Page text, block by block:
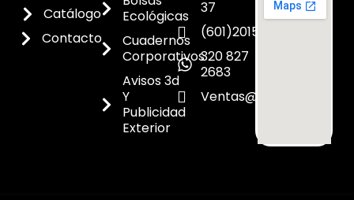
Catálogo
Contacto
Ecológicas
Cuadernos
Corporativos
Avisos 3d
Y
Publicidad
Exterior
37
(601)2015300
320 827
2683
Ventas@dicoes.co